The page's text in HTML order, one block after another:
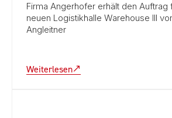
Firma Angerhofer erhält den Auftrag
neuen Logistikhalle Warehouse III
Angleitner
Weiterlesen